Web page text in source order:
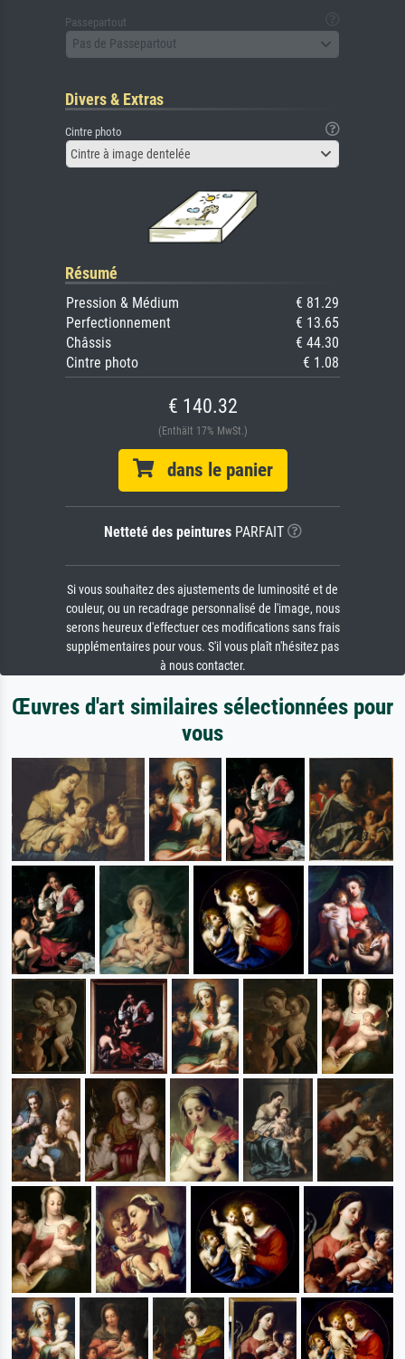
Passepartout
Pas de Passepartout
Divers & Extras
Cintre photo
Cintre à image dentelée
Résumé
Pression & Médium
€ 81.29
Perfectionnement
€ 13.65
Châssis
€ 44.30
Cintre photo
€ 1.08
€ 140.32
(Enthält 17% MwSt.)
dans le panier
Netteté des peinturesPARFAIT
Si vous souhaitez des ajustements de luminosité et de
couleur, ou un recadrage personnalisé de l'image, nous
serons heureux d'effectuer ces modifications sans frais
supplémentaires pour vous. S'il vous plaît n'hésitez pas
à nous contacter.
Œuvres d'art similaires sélectionnées pour
vous